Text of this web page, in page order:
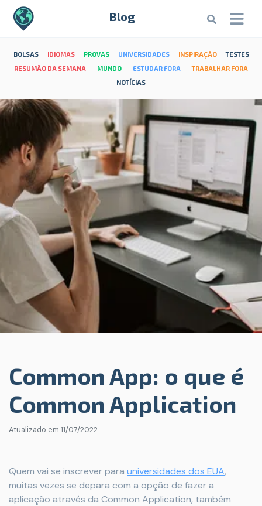
Blog
BOLSAS IDIOMAS PROVAS UNIVERSIDADES INSPIRAÇÃO
TESTES
RESUMÃO DA SEMANA
MUNDO ESTUDAR FORA
TRABALHAR FORA
NOTÍCIAS
Common App: o que é
Common Application
Atualizado em 11/07/2022
Quem vai se inscrever para universidades dos EUA,
muitas vezes se depara com a opção de fazer a
aplicação através da Common Application, também